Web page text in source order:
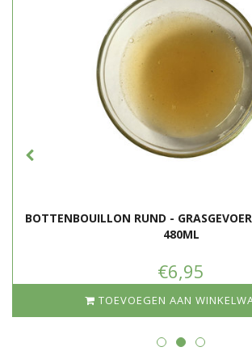
onderdruk, hierdoor kan de erwtensoep uit de
Nederlandse Landbouw
BOTTENBOUILLON RUND -
480ML
€6,95
TOEVOEGEN AAN